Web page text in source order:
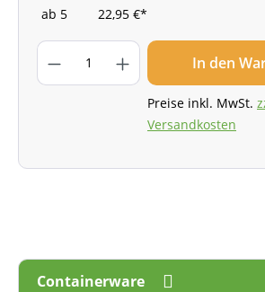
ab 5 22,95 €*
In den
Preise inkl. MwSt.
Versandkosten
Containerware